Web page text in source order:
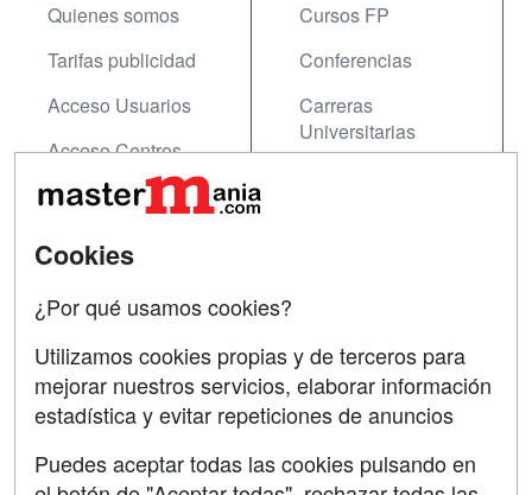
Quienes somos
Tarifas publicidad
Acceso Usuarios
Acceso Centros
Cursos FP
Conferencias
Carreras
Universitarias
Contactar
Copyleft
Cookies
¿Por qué usamos cookies?
Utilizamos cookies propias y de terceros para
mejorar nuestros servicios, elaborar información
estadística y evitar repeticiones de anuncios
Puedes aceptar todas las cookies pulsando en